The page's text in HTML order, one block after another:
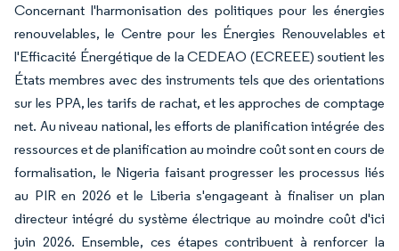
Concernant l'harmonisation des politiques pour les énergies
renouvelables, le Centre pour les Énergies Renouvelables et
l'Efficacité Énergétique de la CEDEAO (ECREEE) soutient les
États membres avec des instruments tels que des orientations
sur les PPA, les tarifs de rachat, et les approches de comptage
net. Au niveau national, les efforts de planification intégrée des
ressources et de planification au moindre coût sont en cours de
formalisation, le Nigeria faisant progresser les processus liés
au PIR en 2026 et le Liberia s'engageant à finaliser un plan
directeur intégré du système électrique au moindre coût d'ici
juin 2026. Ensemble, ces étapes contribuent à renforcer la